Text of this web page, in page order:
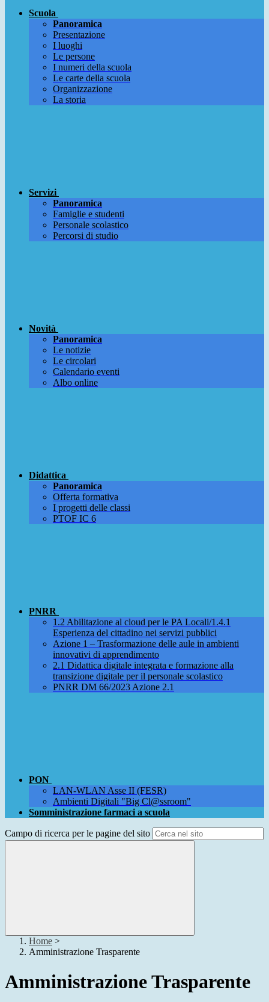
Scuola
Panoramica
Presentazione
I luoghi
Le persone
I numeri della scuola
Le carte della scuola
Organizzazione
La storia
Servizi
Panoramica
Famiglie e studenti
Personale scolastico
Percorsi di studio
Novità
Panoramica
Le notizie
Le circolari
Calendario eventi
Albo online
Didattica
Panoramica
Offerta formativa
I progetti delle classi
PTOF IC 6
PNRR
1.2 Abilitazione al cloud per le PA Locali/1.4.1
Esperienza del cittadino nei servizi pubblici
Azione 1 – Trasformazione delle aule in ambienti
innovativi di apprendimento
2.1 Didattica digitale integrata e formazione alla
transizione digitale per il personale scolastico
PNRR DM 66/2023 Azione 2.1
PON
LAN-WLAN Asse II (FESR)
Ambienti Digitali "Big Cl@ssroom"
Somministrazione farmaci a scuola
Campo di ricerca per le pagine del sito
Home >
Amministrazione Trasparente
Amministrazione Trasparente